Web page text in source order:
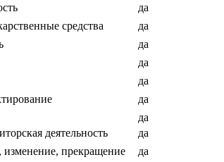
да
средства
да
да
да
да
да
да
деятельность
да
прекращение
да